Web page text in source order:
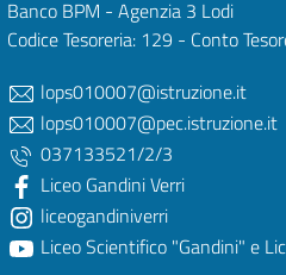
Banco BPM - Agenzia 3 Lodi
Codice Tesoreria: 129 - Conto
lops010007@istruzione.it
lops010007@pec.istruzione.it
037133521/2/3
Liceo Gandini Verri
liceogandiniverri
Liceo Scientifico "Gandini" e